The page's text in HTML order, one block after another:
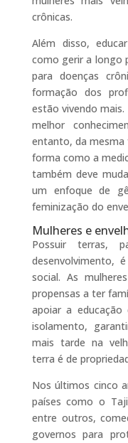
crônicas.
Além disso,
como gerir a longo
para doenças
formação dos
estão vivendo
melhor
entanto, da mesma
forma como a
também deve
um enfoque de
feminização do
Mulheres e
Possuir terras,
desenvolvimento,
social. As
propensas a ter
apoiar a
isolamento,
mais tarde na
terra é de
Nos últimos cinco
países como o
entre outros,
governos para